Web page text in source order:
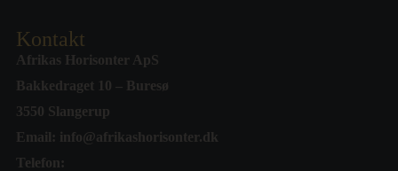
Kontakt
Afrikas Horisonter ApS
Bakkedraget 10 – Buresø
3550 Slangerup
Email: info@afrikashorisonter.dk
Telefon: